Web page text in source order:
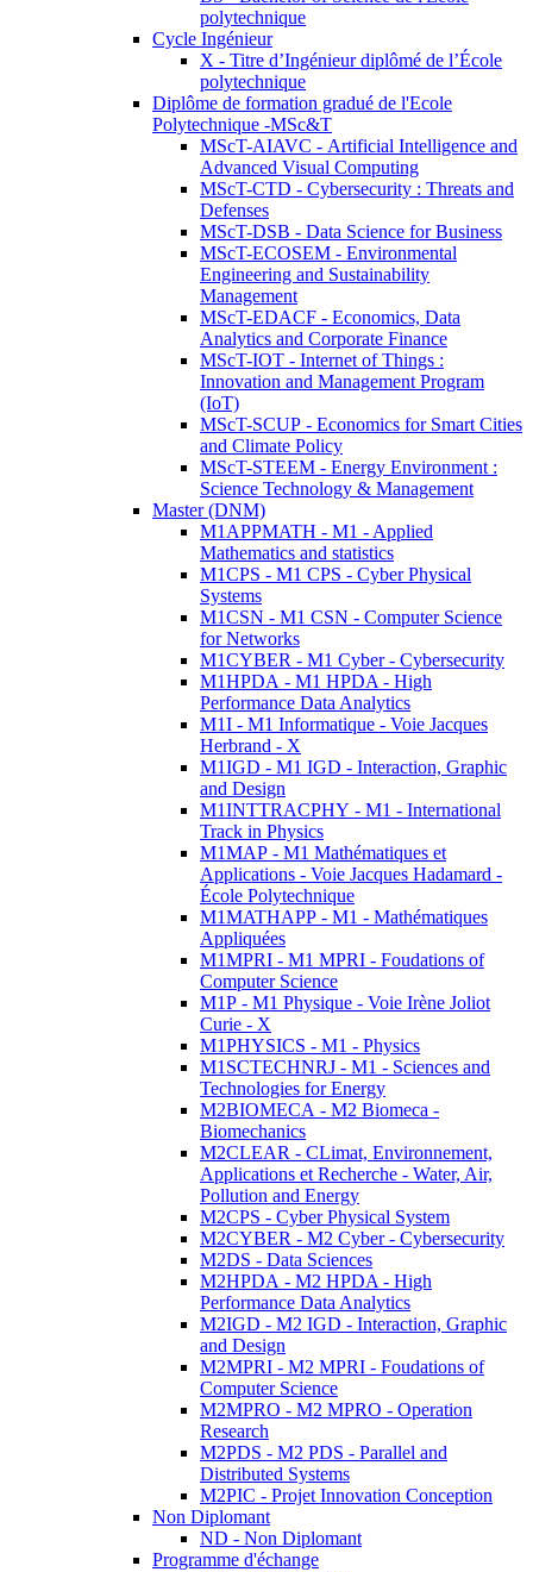
polytechnique
Cycle Ingénieur
X - Titre d’Ingénieur diplômé de l’École
polytechnique
Diplôme de formation gradué de l'Ecole
Polytechnique -MSc&T
MScT-AIAVC - Artificial Intelligence and
Advanced Visual Computing
MScT-CTD - Cybersecurity : Threats and
Defenses
MScT-DSB - Data Science for Business
MScT-ECOSEM - Environmental
Engineering and Sustainability
Management
MScT-EDACF - Economics, Data
Analytics and Corporate Finance
MScT-IOT - Internet of Things :
Innovation and Management Program
(IoT)
MScT-SCUP - Economics for Smart Cities
and Climate Policy
MScT-STEEM - Energy Environment :
Science Technology & Management
Master (DNM)
M1APPMATH - M1 - Applied
Mathematics and statistics
M1CPS - M1 CPS - Cyber Physical
Systems
M1CSN - M1 CSN - Computer Science
for Networks
M1CYBER - M1 Cyber - Cybersecurity
M1HPDA - M1 HPDA - High
Performance Data Analytics
M1I - M1 Informatique - Voie Jacques
Herbrand - X
M1IGD - M1 IGD - Interaction, Graphic
and Design
M1INTTRACPHY - M1 - International
Track in Physics
M1MAP - M1 Mathématiques et
Applications - Voie Jacques Hadamard -
École Polytechnique
M1MATHAPP - M1 - Mathématiques
Appliquées
M1MPRI - M1 MPRI - Foudations of
Computer Science
M1P - M1 Physique - Voie Irène Joliot
Curie - X
M1PHYSICS - M1 - Physics
M1SCTECHNRJ - M1 - Sciences and
Technologies for Energy
M2BIOMECA - M2 Biomeca -
Biomechanics
M2CLEAR - CLimat, Environnement,
Applications et Recherche - Water, Air,
Pollution and Energy
M2CPS - Cyber Physical System
M2CYBER - M2 Cyber - Cybersecurity
M2DS - Data Sciences
M2HPDA - M2 HPDA - High
Performance Data Analytics
M2IGD - M2 IGD - Interaction, Graphic
and Design
M2MPRI - M2 MPRI - Foudations of
Computer Science
M2MPRO - M2 MPRO - Operation
Research
M2PDS - M2 PDS - Parallel and
Distributed Systems
M2PIC - Projet Innovation Conception
Non Diplomant
ND - Non Diplomant
Programme d'échange